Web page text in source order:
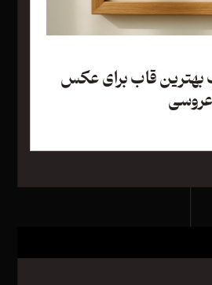
بهترین قاب برای عکس